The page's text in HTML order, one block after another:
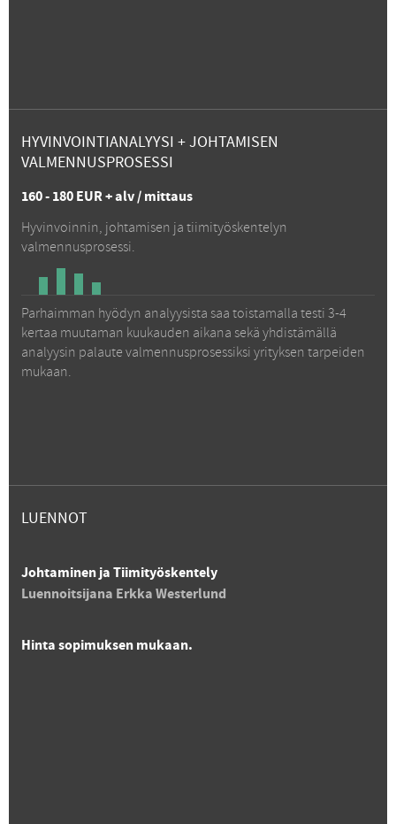
HYVINVOINTIANALYYSI + JOHTAMISEN
VALMENNUSPROSESSI
160-180EUR + alv / mittaus
Hyvinvoinnin, johtamisen ja tiimityöskentelyn
valmennusprosessi.
Parhaimman hyödyn analyysista saa toistamalla testi 3-4
kertaa muutaman kuukauden aikana sekä yhdistämällä
analyysin palaute valmennusprosessiksi yrityksen tarpeiden
mukaan.
LUENNOT
Johtaminen ja Tiimityöskentely
Luennoitsijana Erkka Westerlund
Hinta sopimuksen mukaan.